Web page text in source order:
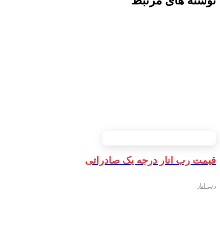
قیمت رب انار درجه یک صادراتی
رب انار